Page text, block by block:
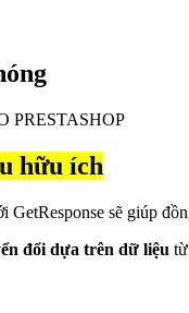
PRESTASHOP
hữu ích
GetResponse sẽ giúp
đổi dựa trên dữ liệu